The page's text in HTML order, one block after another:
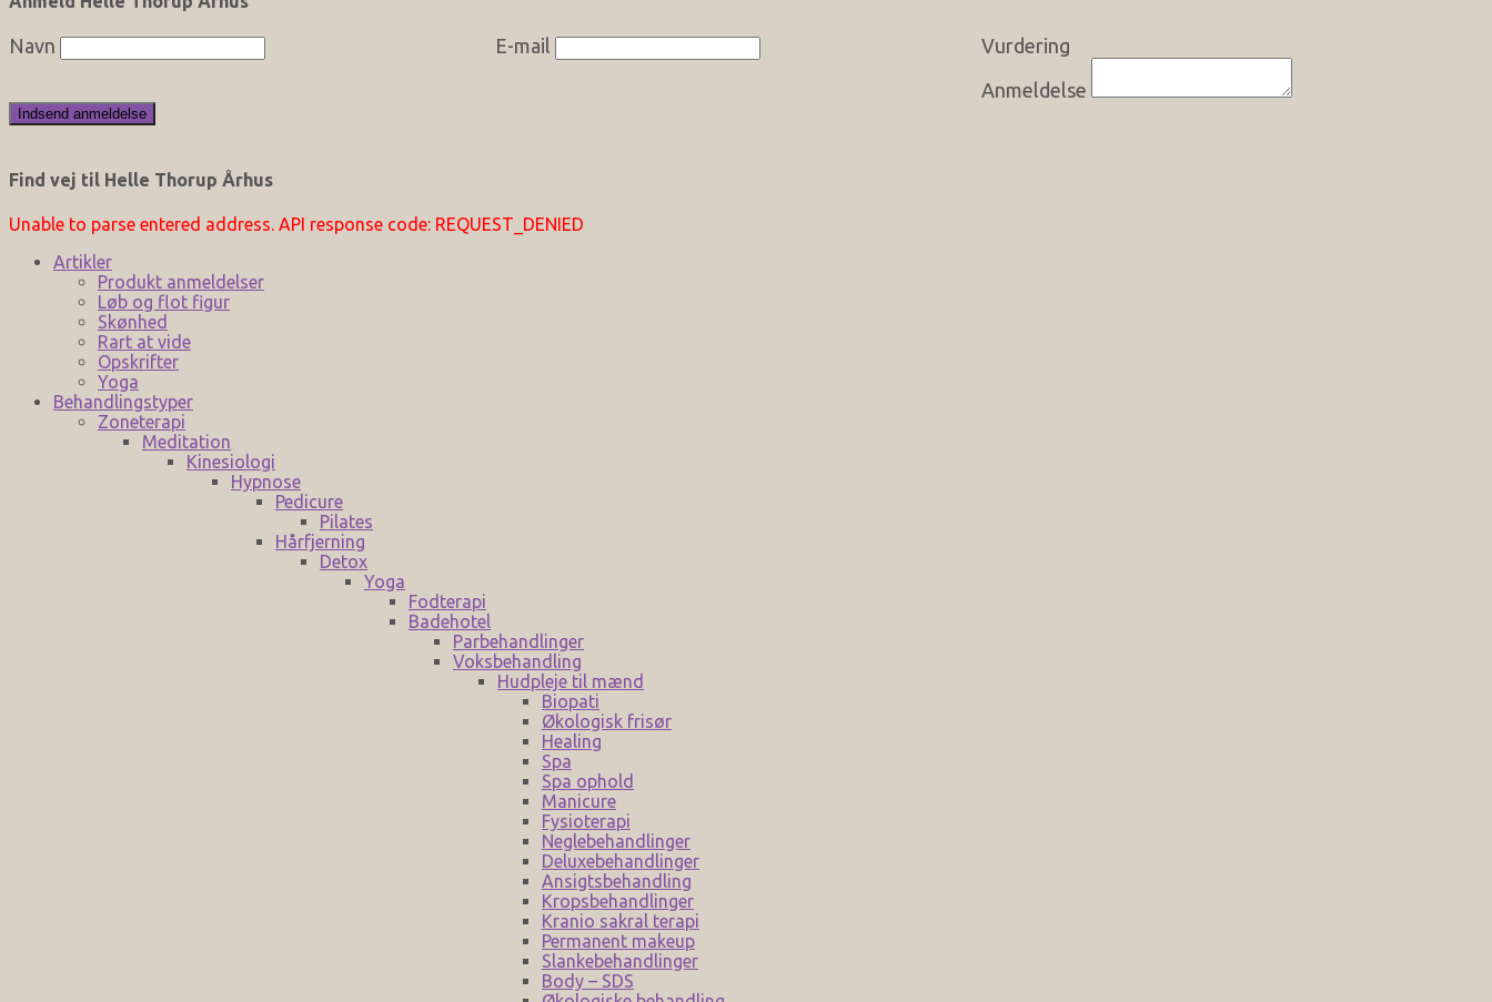
Navn E-mail
Vurdering
Anmeldelse
Find vej til Helle Thorup Århus
Unable to parse entered address. API response code: REQUEST_DENIED
Artikler
Produkt anmeldelser
Løb og flot figur
Skønhed
Rart at vide
Opskrifter
Yoga
Behandlingstyper
Zoneterapi
Meditation
Kinesiologi
Hypnose
Pedicure
Pilates
Hårfjerning
Detox
Yoga
Fodterapi
Badehotel
Parbehandlinger
Voksbehandling
Hudpleje til mænd
Biopati
Økologisk frisør
Healing
Spa
Spa ophold
Manicure
Fysioterapi
Neglebehandlinger
Deluxebehandlinger
Ansigtsbehandling
Kropsbehandlinger
Kranio sakral terapi
Permanent makeup
Slankebehandlinger
Body – SDS